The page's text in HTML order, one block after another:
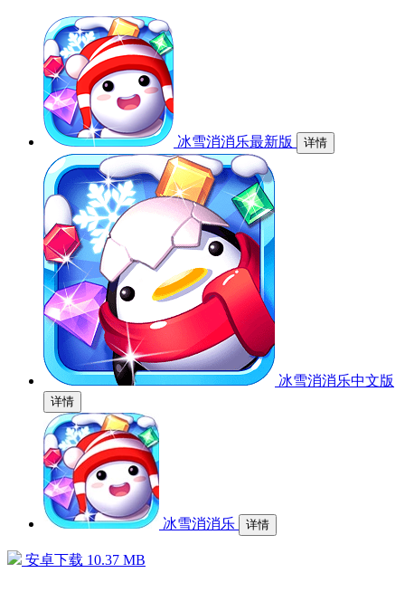
冰雪消消乐最新版 详情
冰雪消消乐中文版
详情
冰雪消消乐 详情
安卓下载 10.37 MB